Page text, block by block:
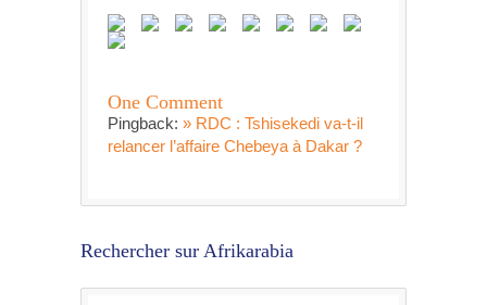
One Comment
Pingback: » RDC : Tshisekedi va-t-il
relancer l’affaire Chebeya à Dakar ?
Rechercher sur Afrikarabia